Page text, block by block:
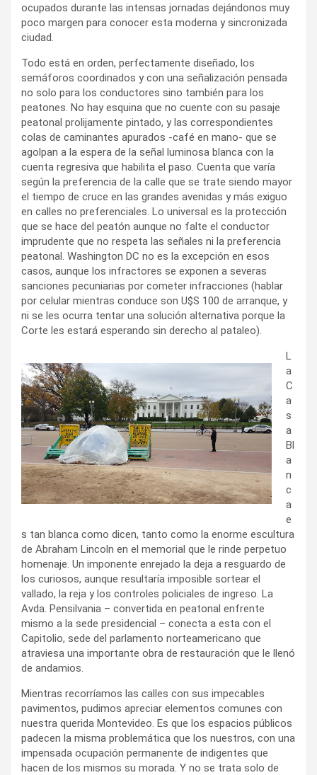
ocupados durante las intensas jornadas dejándonos muy
poco margen para conocer esta moderna y sincronizada
ciudad.
Todo está en orden, perfectamente diseñado, los
semáforos coordinados y con una señalización pensada
no solo para los conductores sino también para los
peatones. No hay esquina que no cuente con su pasaje
peatonal prolijamente pintado, y las correspondientes
colas de caminantes apurados -café en mano- que se
agolpan a la espera de la señal luminosa blanca con la
cuenta regresiva que habilita el paso. Cuenta que varía
según la preferencia de la calle que se trate siendo mayor
el tiempo de cruce en las grandes avenidas y más exiguo
en calles no preferenciales. Lo universal es la protección
que se hace del peatón aunque no falte el conductor
imprudente que no respeta las señales ni la preferencia
peatonal. Washington DC no es la excepción en esos
casos, aunque los infractores se exponen a severas
sanciones pecuniarias por cometer infracciones (hablar
por celular mientras conduce son U$S 100 de arranque, y
ni se les ocurra tentar una solución alternativa porque la
Corte les estará esperando sin derecho al pataleo).
L
a
C
a
s
a
Bl
a
n
c
a
e
s tan blanca como dicen, tanto como la enorme escultura
de Abraham Lincoln en el memorial que le rinde perpetuo
homenaje. Un imponente enrejado la deja a resguardo de
los curiosos, aunque resultaría imposible sortear el
vallado, la reja y los controles policiales de ingreso. La
Avda. Pensilvania – convertida en peatonal enfrente
mismo a la sede presidencial – conecta a esta con el
Capitolio, sede del parlamento norteamericano que
atraviesa una importante obra de restauración que le llenó
de andamios.
Mientras recorríamos las calles con sus impecables
pavimentos, pudimos apreciar elementos comunes con
nuestra querida Montevideo. Es que los espacios públicos
padecen la misma problemática que los nuestros, con una
impensada ocupación permanente de indigentes que
hacen de los mismos su morada. Y no se trata solo de